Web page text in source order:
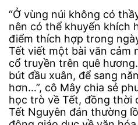
“Ở vùng núi không có
nên có thể khuyến khích
điểm thích hợp trong
Tết viết một bài văn cảm
cổ truyền trên quê
bút đầu xuân, để sang
hơn…”, cô Mây chia sẻ
học trò về Tết, đồng thời
Tết Nguyên đán thường